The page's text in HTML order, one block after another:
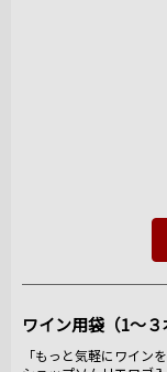
ワイン用袋（1～３
「もっと気軽にワイン